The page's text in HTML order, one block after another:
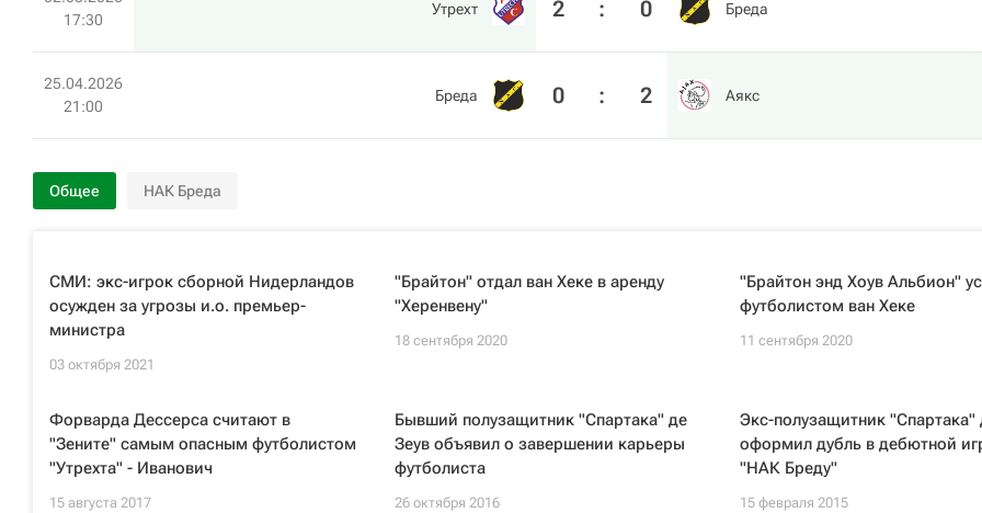
17:30
Утрехт 2 : 0 Бреда
25.04.2026
21:00
Бреда 0 : 2 Аякс
Общее НАК Бреда
СМИ: экс-игрок сборной Нидерландов
осужден за угрозы и.о. премьер-
министра
03 октября 2021
"Брайтон" отдал ван Хеке в аренду
"Херенвену"
18 сентября 2020
"Брайтон энд Хоув Альбион"
футболистом ван Хеке
11 сентября 2020
Форварда Дессерса считают в
"Зените" самым опасным футболистом
"Утрехта" - Иванович
15 августа 2017
Бывший полузащитник "Спартака" де
Зеув объявил о завершении карьеры
футболиста
26 октября 2016
Экс-полузащитник "Спартака"
оформил дубль в дебютной
"НАК Бреду"
15 февраля 2015